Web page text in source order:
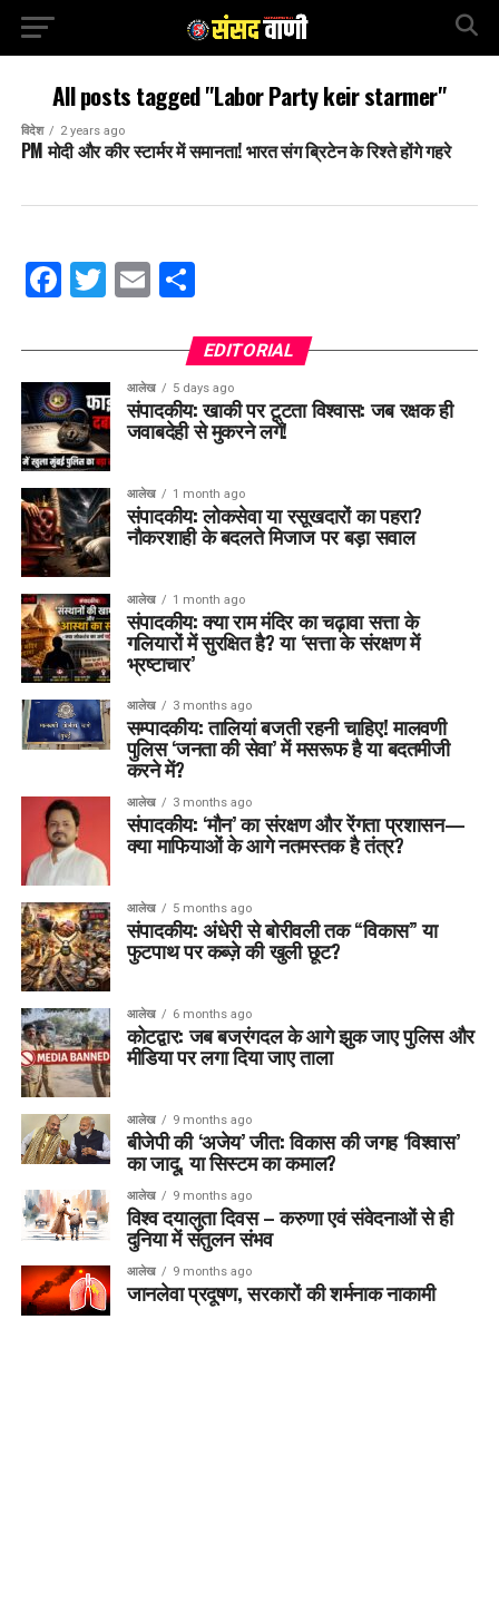
All posts tagged "Labor Party keir starmer"
विदेश 2 years ago
PM मोदी और कीर स्टार्मर में समानता! भारत संग ब्रिटेन के रिश्ते होंगे गहरे
Facebook
Twitter
EmailShare
EDITORIAL
आलेख 5 days ago
संपादकीय: खाकी पर टूटता विश्वास: जब रक्षक ही
जवाबदेही से मुकरने लगें!
आलेख 1 month ago
संपादकीय: लोकसेवा या रसूखदारों का पहरा?
नौकरशाही के बदलते मिजाज पर बड़ा सवाल
आलेख 1 month ago
संपादकीय: क्या राम मंदिर का चढ़ावा सत्ता के
गलियारों में सुरक्षित है? या ‘सत्ता के संरक्षण में
भ्रष्टाचार’
आलेख 3 months ago
सम्पादकीय: तालियां बजती रहनी चाहिए! मालवणी
पुलिस ‘जनता की सेवा’ में मसरूफ है या बदतमीजी
करने में?
आलेख 3 months ago
संपादकीय: ‘मौन’ का संरक्षण और रेंगता प्रशासन—
क्या माफियाओं के आगे नतमस्तक है तंत्र?
आलेख 5 months ago
संपादकीय: अंधेरी से बोरीवली तक “विकास” या
फुटपाथ पर कब्ज़े की खुली छूट?
आलेख 6 months ago
कोटद्वार: जब बजरंगदल के आगे झुक जाए पुलिस और
मीडिया पर लगा दिया जाए ताला
आलेख 9 months ago
बीजेपी की ‘अजेय’ जीत: विकास की जगह ‘विश्वास’
का जादू, या सिस्टम का कमाल?
आलेख 9 months ago
विश्व दयालुता दिवस – करुणा एवं संवेदनाओं से ही
दुनिया में संतुलन संभव
आलेख 9 months ago
जानलेवा प्रदूषण, सरकारों की शर्मनाक नाकामी